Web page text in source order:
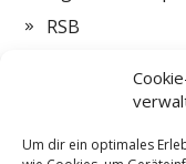
Um dir ein optimales
RSB
Zeltlager